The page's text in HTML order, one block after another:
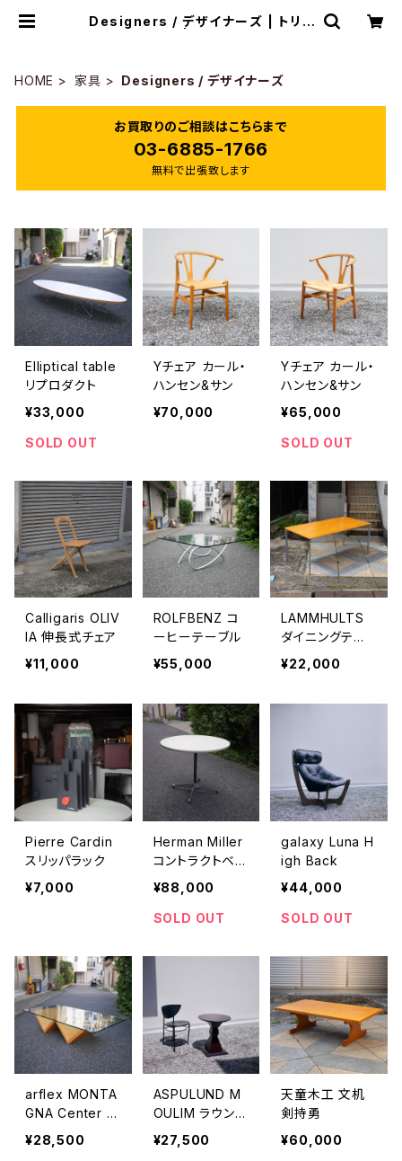
Designers / デザイナーズ | トリノ
HOME
家具 Designers / デザイナーズ
お買取りのご相談はこちらまで
03-6885-1766
無料で出張致します
Elliptical table
リプロダクト
¥33,000
SOLD OUT
Yチェア カール・
ハンセン&サン
¥70,000
Yチェア カール・
ハンセン&サン
¥65,000
SOLD OUT
Calligaris OLIV
IA 伸長式チェア
¥11,000
ROLFBENZ コ
ーヒーテーブル
¥55,000
LAMMHULTS
ダイニングテー
ブル
¥22,000
Pierre Cardin
スリッパラック
¥7,000
Herman Miller
コントラクトベー
ス ラウンド
¥88,000
SOLD OUT
galaxy Luna H
igh Back
¥44,000
SOLD OUT
arflex MONTA
GNA Center ta
ble
¥28,500
ASPULUND M
OULIM ラウンド
テーブル
¥27,500
天童木工 文机
剣持勇
¥60,000